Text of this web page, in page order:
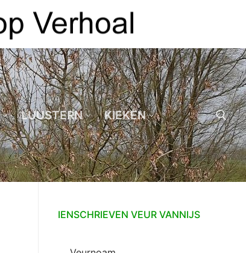
LUUSTERN KIEKEN
Zoeken naar:
IENSCHRIEVEN VEUR VANNIJS